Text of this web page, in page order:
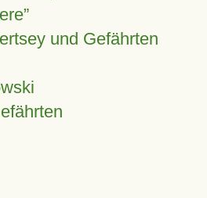
und Gefährten